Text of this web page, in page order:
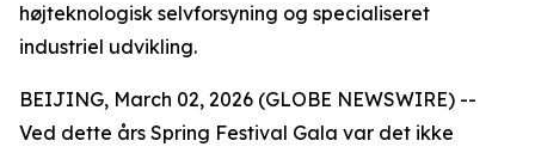
højteknologisk selvforsyning og specialiseret
industriel udvikling.
BEIJING, March 02, 2026 (GLOBE NEWSWIRE) --
Ved dette års Spring Festival Gala var det ikke